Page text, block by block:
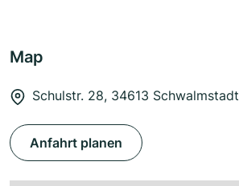
Map
Schulstr. 28, 34613 Schwalmstadt
Anfahrt planen